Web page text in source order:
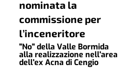
nominata la
commissione per
l’inceneritore
"No" della Valle Bormida
alla realizzazione nell'area
dell'ex Acna di Cengio